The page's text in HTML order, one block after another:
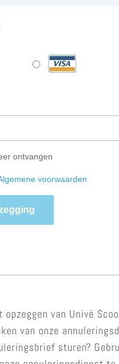
ontvangen
voorwaarden
opzeggen van Univé
van onze
sturen?